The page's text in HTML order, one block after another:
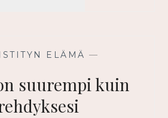
ELÄMÄ —
suurempi kuin